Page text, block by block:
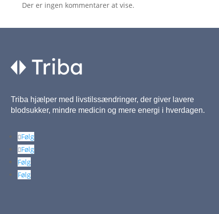
Der er ingen kommentarer at vise.
Triba hjælper med livstilssændringer, der giver lavere
blodsukker, mindre medicin og mere energi i hverdagen.
Følg
Følg
Følg
Følg